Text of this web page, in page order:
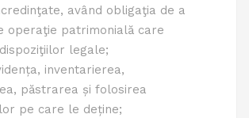
având obligaţia de a
operaţie patrimonială care
legale;
inventarierea,
păstrarea și folosirea
pe care le deține;